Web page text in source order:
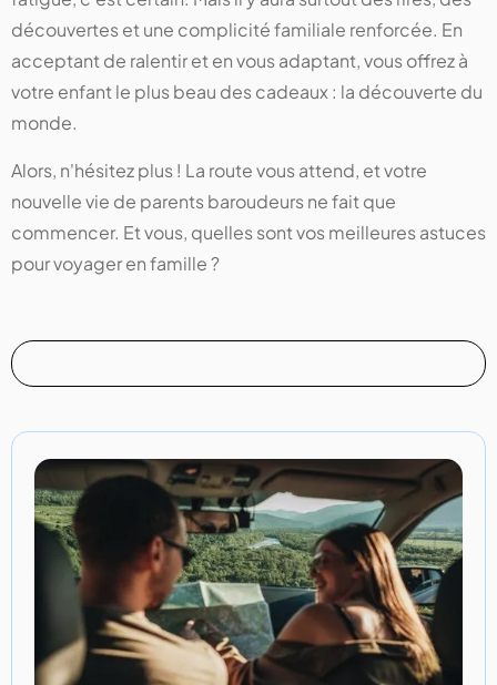
découvertes et une complicité familiale renforcée. En
acceptant de ralentir et en vous adaptant, vous offrez à
votre enfant le plus beau des cadeaux : la découverte du
monde.
Alors, n'hésitez plus ! La route vous attend, et votre
nouvelle vie de parents baroudeurs ne fait que
commencer. Et vous, quelles sont vos meilleures astuces
pour voyager en famille ?